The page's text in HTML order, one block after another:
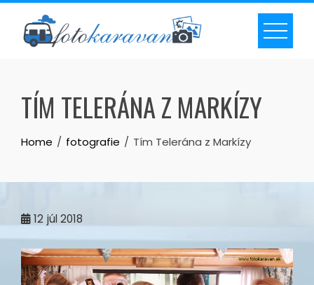
Skip
content
TÍM TELERÁNA Z MARKÍZY
Home fotografie Tím Telerána z Markízy
12 júl 2018